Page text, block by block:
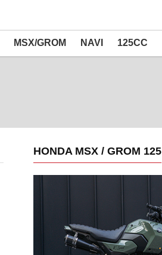
MSX/GROM NAVI 125CC
HONDA MSX / GROM 125